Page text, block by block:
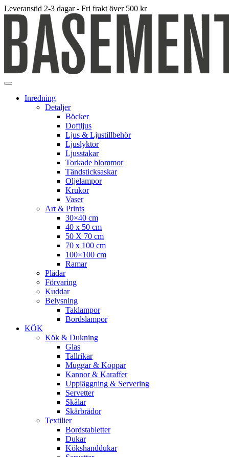
Leveranstid 2-3 dagar - Fri frakt över 500 kr
Inredning
Detaljer
Böcker
Doftljus
Ljus & Ljustillbehör
Ljuslyktor
Ljusstakar
Torkade blommor
Tändsticksaskar
Oljelampor
Krukor
Vaser
Art & Prints
30×40 cm
40 x 50 cm
50 X 70 cm
70 x 100 cm
100×100 cm
Ramar
Plädar
Förvaring
Kuddar
Belysning
Taklampor
Bordslampor
KÖK
Kök & Dukning
Glas
Tallrikar
Muggar & Koppar
Kannor & Karaffer
Uppläggning & Servering
Servetter
Skålar
Skärbrädor
Textilier
Bordstabletter
Dukar
Kökshanddukar